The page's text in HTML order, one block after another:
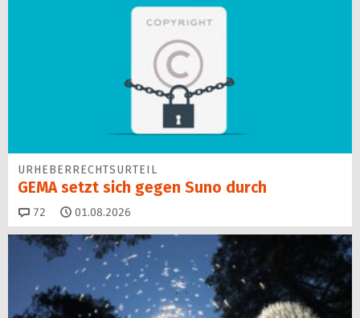
URHEBERRECHTSURTEIL
GEMA setzt sich gegen Suno durch
72 Kommentare
01.08.2026